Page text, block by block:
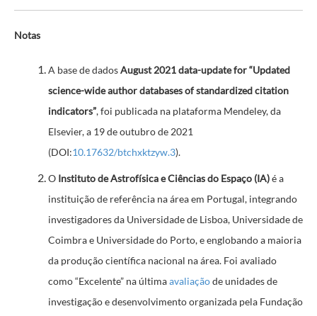
Notas
A base de dadosAugust 2021 data-update for “Updated
science-wide author databases of standardized citation
indicators”, foi publicada na plataforma Mendeley, da
Elsevier, a 19 de outubro de 2021
(DOI:10.17632/btchxktzyw.3).
O Instituto de Astrofísica e Ciências do Espaço (IA)é a
instituição de referência na área em Portugal, integrando
investigadores da Universidade de Lisboa, Universidade de
Coimbra e Universidade do Porto, e englobando a maioria
da produção científica nacional na área. Foi avaliado
como “Excelente” na últimaavaliaçãode unidades de
investigação e desenvolvimento organizada pela Fundação